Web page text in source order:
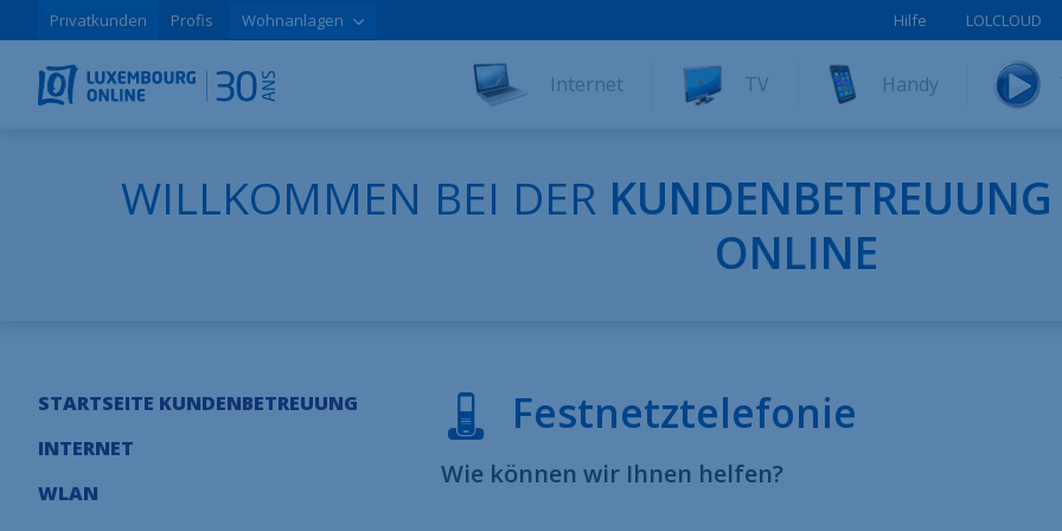
Privatkunden Profis Wohnanlagen Hilfe LOLCLOUD
Internet TV Handy
WILLKOMMEN BEI DER
ONLINE
STARTSEITE KUNDENBETREUUNG
INTERNET
WLAN
Festnetztelefonie
Wie können wir Ihnen helfen?